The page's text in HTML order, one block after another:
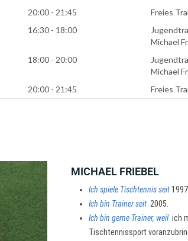
20:00 - 21:45
Freies
16:30 - 18:00
Michael
18:00 - 20:00
Michael
20:00 - 21:45 Freies
MICHAEL FRIEBEL
Ich spiele Tischtennis seit1997.
Ich bin Trainer seit2005.
Ich bin gerne Trainer, weilich
Tischtennissport